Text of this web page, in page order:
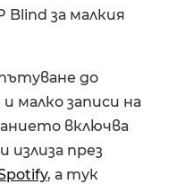
Blind за малкия
до
малко записи на
включва
през
, а тук